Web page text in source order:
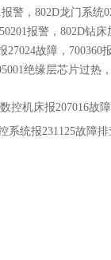
警，802D龙门系统
报警，802D钻
27024故障，700360
绝缘层芯片过热
控机床报207016故
系统报231125故障排